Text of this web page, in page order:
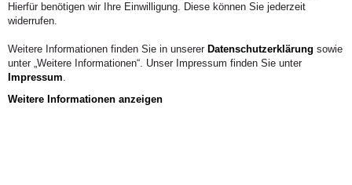
Telefon:0 22 22.9321-1548
KONTAKT
Hierfür benötigen wir Ihre Einwilligung. Diese können Sie jederzeit
widerrufen.
Weitere Informationen finden Sie in unserer Datenschutzerklärung sowie
unter „Weitere Informationen“. Unser Impressum finden Sie unter
Impressum.
Weitere Informationen anzeigen